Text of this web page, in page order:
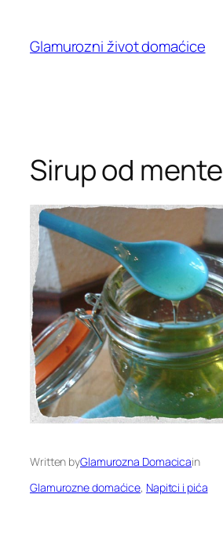
content
Glamurozni život domaćice
Sirup od mente
Written byGlamurozna Domacicain
Glamurozne domaćice, Napitci i pića